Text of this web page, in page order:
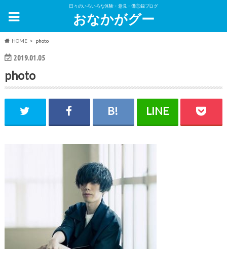
日々のいろいろな体験・意見・備忘録ブログ
おなかがグー
HOME photo
2019.01.05
photo